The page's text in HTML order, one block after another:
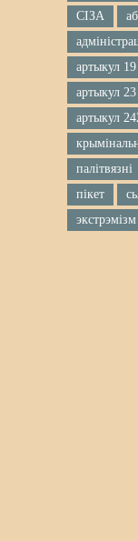
СІЗА
артыкул
артыкул
артыкул
палітвязні
пікет
экстрэмізм